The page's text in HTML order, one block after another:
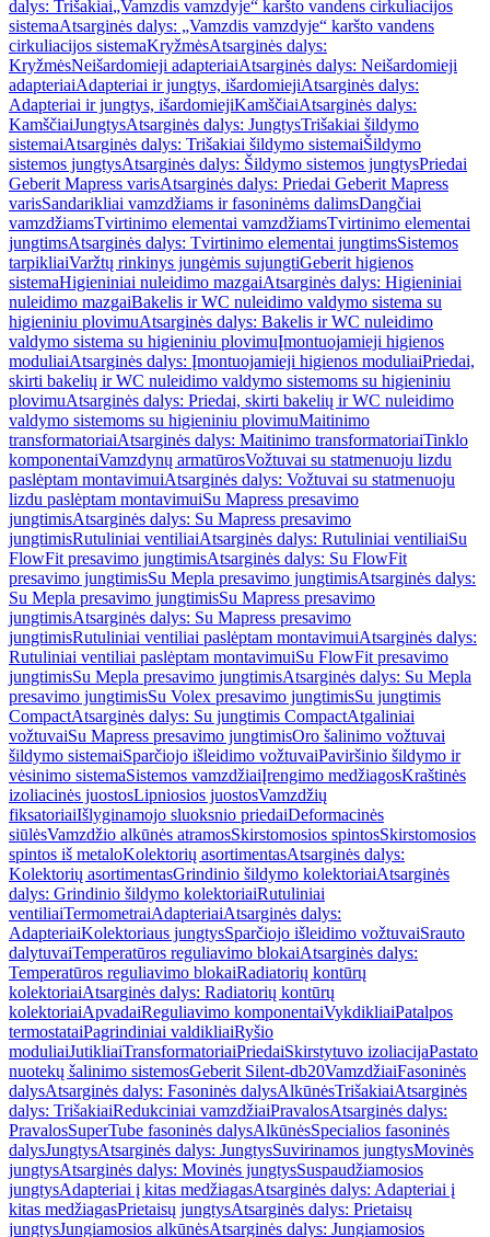
dalys: Trišakiai„Vamzdis vamzdyje“ karšto vandens cirkuliacijos
sistemaAtsarginės dalys: „Vamzdis vamzdyje“ karšto vandens
cirkuliacijos sistemaKryžmėsAtsarginės dalys:
KryžmėsNeišardomieji adapteriaiAtsarginės dalys: Neišardomieji
adapteriaiAdapteriai ir jungtys, išardomiejiAtsarginės dalys:
Adapteriai ir jungtys, išardomiejiKamščiaiAtsarginės dalys:
KamščiaiJungtysAtsarginės dalys: JungtysTrišakiai šildymo
sistemaiAtsarginės dalys: Trišakiai šildymo sistemaiŠildymo
sistemos jungtysAtsarginės dalys: Šildymo sistemos jungtysPriedai
Geberit Mapress varisAtsarginės dalys: Priedai Geberit Mapress
varisSandarikliai vamzdžiams ir fasoninėms dalimsDangčiai
vamzdžiamsTvirtinimo elementai vamzdžiamsTvirtinimo elementai
jungtimsAtsarginės dalys: Tvirtinimo elementai jungtimsSistemos
tarpikliaiVaržtų rinkinys jungėmis sujungtiGeberit higienos
sistemaHigieniniai nuleidimo mazgaiAtsarginės dalys: Higieniniai
nuleidimo mazgaiBakelis ir WC nuleidimo valdymo sistema su
higieniniu plovimuAtsarginės dalys: Bakelis ir WC nuleidimo
valdymo sistema su higieniniu plovimuĮmontuojamieji higienos
moduliaiAtsarginės dalys: Įmontuojamieji higienos moduliaiPriedai,
skirti bakelių ir WC nuleidimo valdymo sistemoms su higieniniu
plovimuAtsarginės dalys: Priedai, skirti bakelių ir WC nuleidimo
valdymo sistemoms su higieniniu plovimuMaitinimo
transformatoriaiAtsarginės dalys: Maitinimo transformatoriaiTinklo
komponentaiVamzdynų armatūrosVožtuvai su statmenuoju lizdu
paslėptam montavimuiAtsarginės dalys: Vožtuvai su statmenuoju
lizdu paslėptam montavimuiSu Mapress presavimo
jungtimisAtsarginės dalys: Su Mapress presavimo
jungtimisRutuliniai ventiliaiAtsarginės dalys: Rutuliniai ventiliaiSu
FlowFit presavimo jungtimisAtsarginės dalys: Su FlowFit
presavimo jungtimisSu Mepla presavimo jungtimisAtsarginės dalys:
Su Mepla presavimo jungtimisSu Mapress presavimo
jungtimisAtsarginės dalys: Su Mapress presavimo
jungtimisRutuliniai ventiliai paslėptam montavimuiAtsarginės dalys:
Rutuliniai ventiliai paslėptam montavimuiSu FlowFit presavimo
jungtimisSu Mepla presavimo jungtimisAtsarginės dalys: Su Mepla
presavimo jungtimisSu Volex presavimo jungtimisSu jungtimis
CompactAtsarginės dalys: Su jungtimis CompactAtgaliniai
vožtuvaiSu Mapress presavimo jungtimisOro šalinimo vožtuvai
šildymo sistemaiSparčiojo išleidimo vožtuvaiPaviršinio šildymo ir
vėsinimo sistemaSistemos vamzdžiaiĮrengimo medžiagosKraštinės
izoliacinės juostosLipniosios juostosVamzdžių
fiksatoriaiIšlyginamojo sluoksnio priedaiDeformacinės
siūlėsVamzdžio alkūnės atramosSkirstomosios spintosSkirstomosios
spintos iš metaloKolektorių asortimentasAtsarginės dalys:
Kolektorių asortimentasGrindinio šildymo kolektoriaiAtsarginės
dalys: Grindinio šildymo kolektoriaiRutuliniai
ventiliaiTermometraiAdapteriaiAtsarginės dalys:
AdapteriaiKolektoriaus jungtysSparčiojo išleidimo vožtuvaiSrauto
dalytuvaiTemperatūros reguliavimo blokaiAtsarginės dalys:
Temperatūros reguliavimo blokaiRadiatorių kontūrų
kolektoriaiAtsarginės dalys: Radiatorių kontūrų
kolektoriaiApvadaiReguliavimo komponentaiVykdikliaiPatalpos
termostataiPagrindiniai valdikliaiRyšio
moduliaiJutikliaiTransformatoriaiPriedaiSkirstytuvo izoliacijaPastato
nuotekų šalinimo sistemosGeberit Silent-db20VamzdžiaiFasoninės
dalysAtsarginės dalys: Fasoninės dalysAlkūnėsTrišakiaiAtsarginės
dalys: TrišakiaiRedukciniai vamzdžiaiPravalosAtsarginės dalys:
PravalosSuperTube fasoninės dalysAlkūnėsSpecialios fasoninės
dalysJungtysAtsarginės dalys: JungtysSuvirinamos jungtysMovinės
jungtysAtsarginės dalys: Movinės jungtysSuspaudžiamosios
jungtysAdapteriai į kitas medžiagasAtsarginės dalys: Adapteriai į
kitas medžiagasPrietaisų jungtysAtsarginės dalys: Prietaisų
jungtysJungiamosios alkūnėsAtsarginės dalys: Jungiamosios